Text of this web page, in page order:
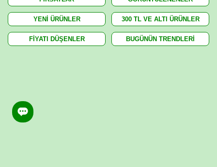
YENİ ÜRÜNLER 300 TL VE ALTI ÜRÜNLER
FİYATI DÜŞENLER BUGÜNÜN TRENDLERİ